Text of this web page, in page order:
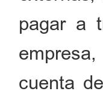
pagar a
cuenta